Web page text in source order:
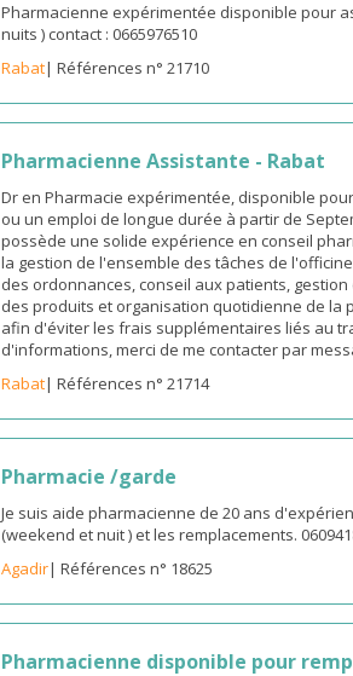
Pharmacienne expérimentée disponible pour
nuits ) contact : 0665976510
Rabat| Références n° 21710
Pharmacienne Assistante - Rabat
Dr en Pharmacie expérimentée, disponible
ou un emploi de longue durée à partir de
possède une solide expérience en conseil
la gestion de l'ensemble des tâches de
des ordonnances, conseil aux patients,
des produits et organisation quotidienne de la
afin d'éviter les frais supplémentaires liés au
d'informations, merci de me contacter par
Rabat| Références n° 21714
Pharmacie /garde
Je suis aide pharmacienne de 20 ans
(weekend et nuit ) et les remplacements.
Agadir| Références n° 18625
Pharmacienne disponible pour